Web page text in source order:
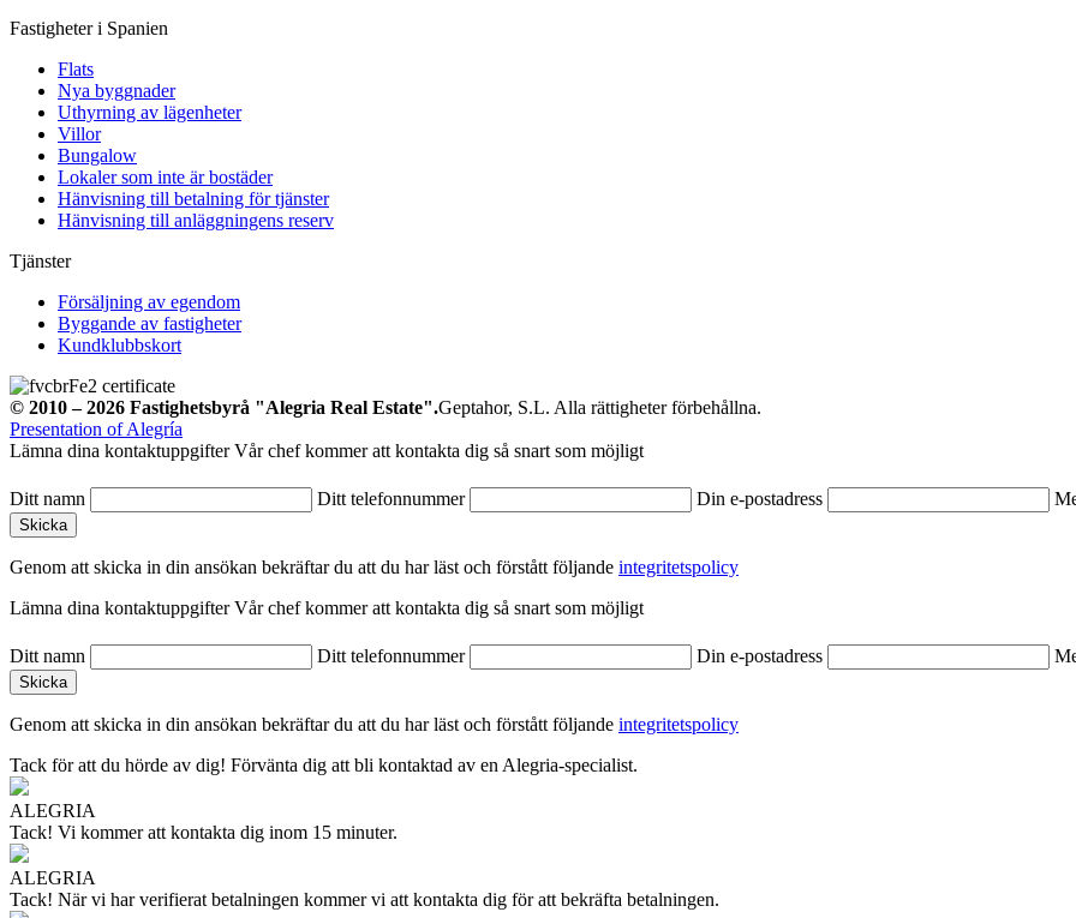
Fastigheter i Spanien
Flats
Nya byggnader
Uthyrning av lägenheter
Villor
Bungalow
Lokaler som inte är bostäder
Hänvisning till betalning för tjänster
Hänvisning till anläggningens reserv
Tjänster
Försäljning av egendom
Byggande av fastigheter
Kundklubbskort
© 2010 – 2026 Fastighetsbyrå "Alegria Real Estate".Geptahor, S.L. Alla rättigheter förbehållna.
Presentation of Alegría
Lämna dina kontaktuppgifter Vår chef kommer att kontakta dig så snart som möjligt
Ditt namn Ditt telefonnummer Din e-postadress
Genom att skicka in din ansökan bekräftar du att du har läst och förstått följande integritetspolicy
Lämna dina kontaktuppgifter Vår chef kommer att kontakta dig så snart som möjligt
Ditt namn Ditt telefonnummer Din e-postadress
Genom att skicka in din ansökan bekräftar du att du har läst och förstått följande integritetspolicy
Tack för att du hörde av dig! Förvänta dig att bli kontaktad av en Alegria-specialist.
ALEGRIA
Tack! Vi kommer att kontakta dig inom 15 minuter.
ALEGRIA
Tack! När vi har verifierat betalningen kommer vi att kontakta dig för att bekräfta betalningen.